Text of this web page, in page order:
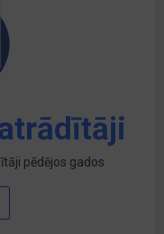
pēdējos gados